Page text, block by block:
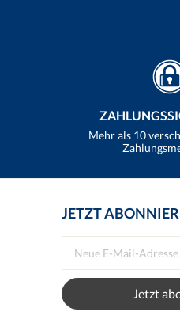
Mehr als 10
JETZT
Jetzt